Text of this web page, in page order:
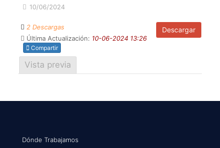
10/06/2024
Descargar
2 Descargas
Última Actualización: 10-06-2024 13:26
Compartir
Vista previa
Dónde Trabajamos